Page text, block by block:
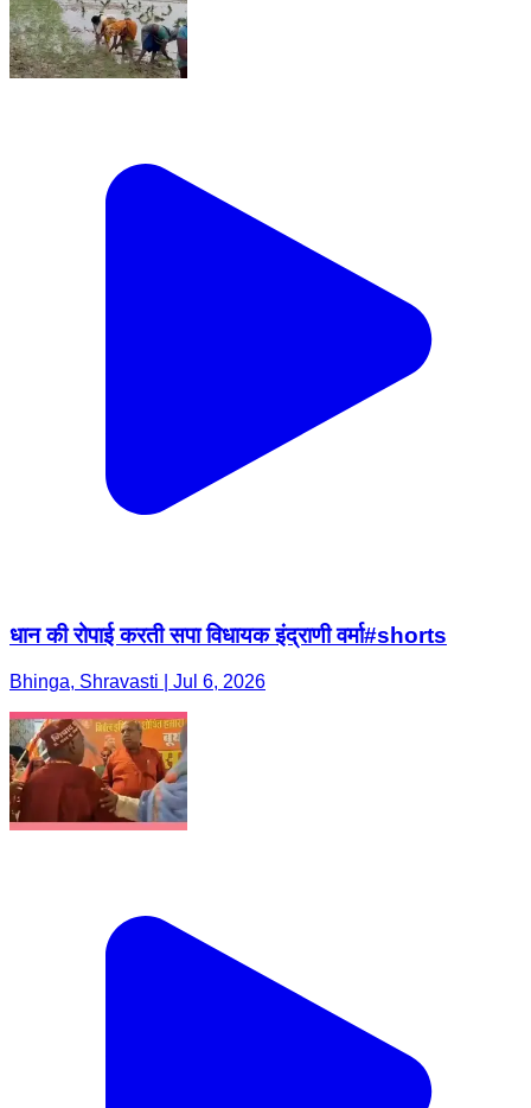
धान की रोपाई करती सपा विधायक इंद्राणी वर्मा#shorts
Bhinga, Shravasti | Jul 6, 2026